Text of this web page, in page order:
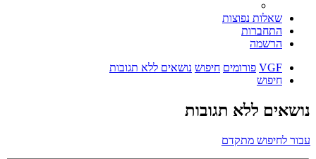
שאלות נפוצות
התחברות
הרשמה
VGF פורומים חיפוש נושאים ללא תגובות
חיפוש
נושאים ללא תגובות
עבור לחיפוש מתקדם